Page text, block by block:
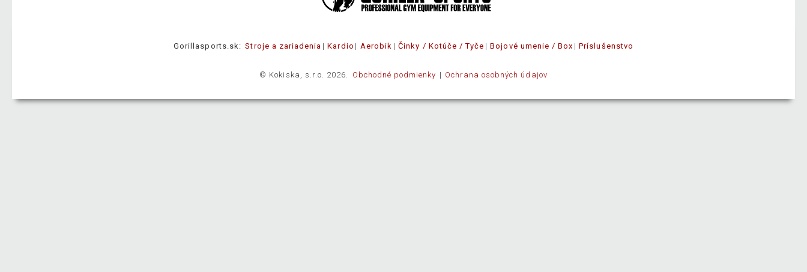
Gorillasports.sk: Stroje a zariadenia Kardio Aerobik Činky / Kotúče / Tyče Bojové umenie / Box Príslušenstvo
© Kokiska, s.r.o. 2026. Obchodné podmienky Ochrana osobných údajov